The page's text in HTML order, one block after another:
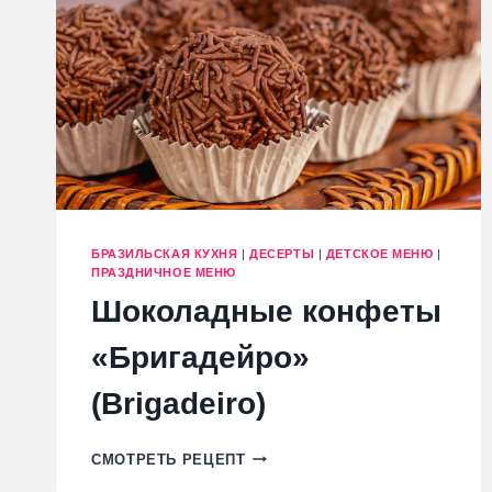
БРАЗИЛЬСКАЯ КУХНЯ |ДЕСЕРТЫ ДЕТСКОЕ МЕНЮ
ПРАЗДНИЧНОЕ МЕНЮ
Шоколадные конфеты
«Бригадейро»
(Brigadeiro)
СМОТРЕТЬ РЕЦЕПТШОКОЛАДНЫЕ